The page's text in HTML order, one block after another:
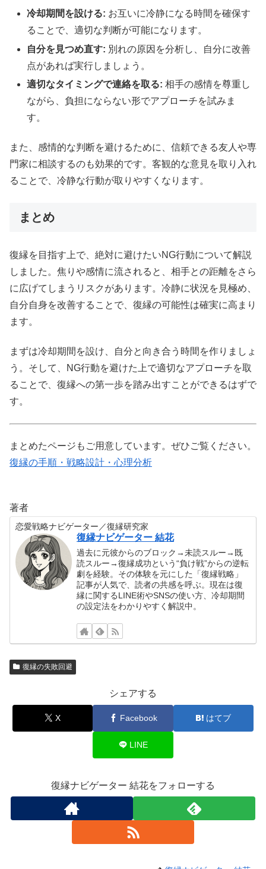
冷却期間を設ける: お互いに冷静になる時間を確保す
ることで、適切な判断が可能になります。
自分を見つめ直す: 別れの原因を分析し、自分に改善
点があれば実行しましょう。
適切なタイミングで連絡を取る: 相手の感情を尊重し
ながら、負担にならない形でアプローチを試みま
す。
また、感情的な判断を避けるために、信頼できる友人や専
門家に相談するのも効果的です。客観的な意見を取り入れ
ることで、冷静な行動が取りやすくなります。
まとめ
復縁を目指す上で、絶対に避けたいNG行動について解説
しました。焦りや感情に流されると、相手との距離をさら
に広げてしまうリスクがあります。冷静に状況を見極め、
自分自身を改善することで、復縁の可能性は確実に高まり
ます。
まずは冷却期間を設け、自分と向き合う時間を作りましょ
う。そして、NG行動を避けた上で適切なアプローチを取
ることで、復縁への第一歩を踏み出すことができるはずで
す。
まとめたページもご用意しています。ぜひご覧ください。
復縁の手順・戦略設計・心理分析
著者
恋愛戦略ナビゲーター／復縁研究家
復縁ナビゲーター 結花
過去に元彼からのブロック→未読スルー→既
読スルー→復縁成功という“負け戦”からの逆転
劇を経験。その体験を元にした「復縁戦略」
記事が人気で、読者の共感を呼ぶ。現在は復
縁に関するLINE術やSNSの使い方、冷却期間
の設定法をわかりやすく解説中。
復縁の失敗回避
シェアする
X Facebook はてブ
LINE
復縁ナビゲーター 結花をフォローする